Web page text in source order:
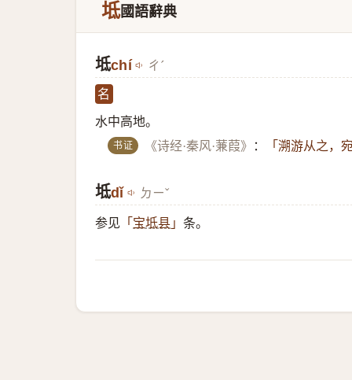
坻國語辭典
坻chí ㄔˊ
名
水中高地。
书证 《诗经·秦风·蒹葭》 ： 「溯游从之，
坻dǐ ㄉㄧˇ
参见 「 宝坻县 」 条。